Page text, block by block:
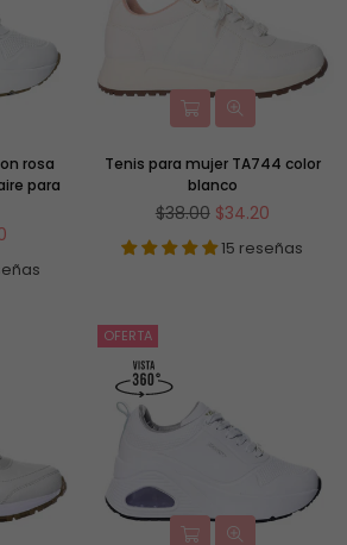
rosa
para
Tenis para mujer TA744 color
blanco
Precio
$38.00 $34.20
15 reseñas
OFERTA